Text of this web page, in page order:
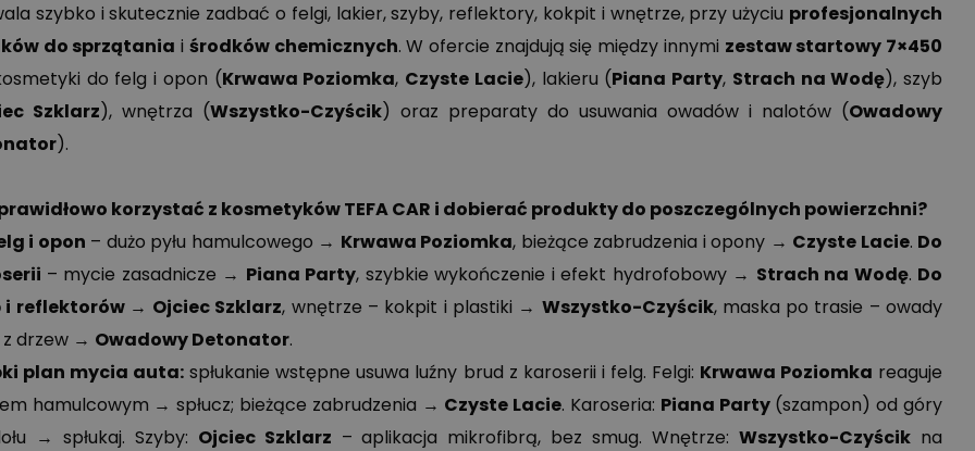
szybko i skutecznie zadbać o felgi, lakier, szyby, reflektory, kokpit i wnętrze, przy użyciu profesjonalnych
do sprzątania i środków chemicznych. W ofercie znajdują się między innymi zestaw startowy 7×450
do felg i opon (Krwawa Poziomka, Czyste Lacie), lakieru (Piana Party, Strach na Wodę), szyb
Szklarz), wnętrza (Wszystko-Czyścik) oraz preparaty do usuwania owadów i nalotów (Owadowy
).
korzystać z kosmetyków TEFA CAR i dobierać produkty do poszczególnych powierzchni?
i opon – dużo pyłu hamulcowego → Krwawa Poziomka, bieżące zabrudzenia i opony → Czyste Lacie. Do
– mycie zasadnicze → Piana Party, szybkie wykończenie i efekt hydrofobowy → Strach na Wodę. Do
i reflektorów → Ojciec Szklarz, wnętrze – kokpit i plastiki → Wszystko-Czyścik, maska po trasie – owady
z drzew → Owadowy Detonator.
plan mycia auta: spłukanie wstępne usuwa luźny brud z karoserii i felg. Felgi: Krwawa Poziomka reaguje
hamulcowym → spłucz; bieżące zabrudzenia → Czyste Lacie. Karoseria: Piana Party(szampon) od góry
→ spłukaj. Szyby: Ojciec Szklarz – aplikacja mikrofibrą, bez smug. Wnętrze:Wszystko-Czyścik na